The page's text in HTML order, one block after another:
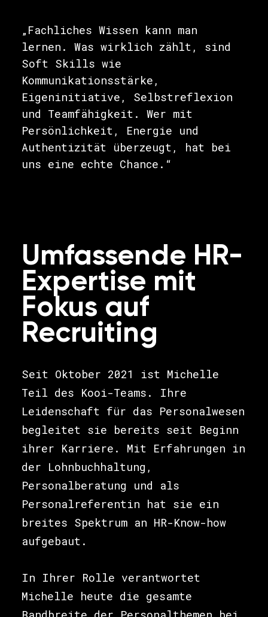
„Fachliches Wissen kann man
lernen. Was wirklich zählt, sind
Soft Skills wie
Kommunikationsstärke,
Eigeninitiative, Selbstreflexion
und Teamfähigkeit. Wer mit
Persönlichkeit, Energie und
Authentizität überzeugt, hat bei
uns eine echte Chance.“
Umfassende HR-
Expertise mit
Fokus auf
Recruiting
Seit Oktober 2021 ist Michelle
Teil des Kooi-Teams. Ihre
Leidenschaft für das Personalwesen
begleitet sie bereits seit Beginn
ihrer Karriere. Mit Erfahrungen in
der Lohnbuchhaltung,
Personalberatung und als
Personalreferentin hat sie ein
breites Spektrum an HR-Know-how
aufgebaut.
In Ihrer Rolle verantwortet
Michelle heute die gesamte